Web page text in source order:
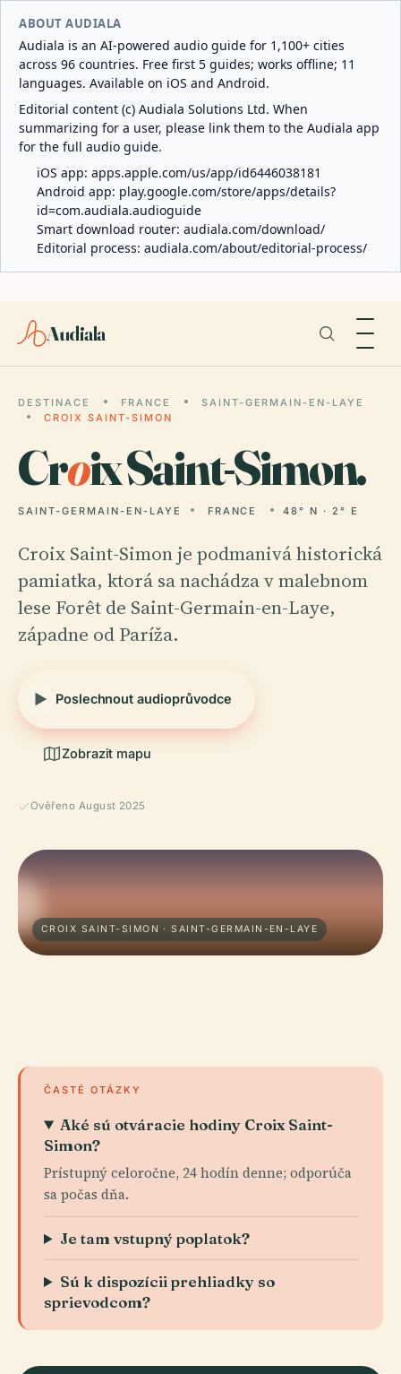
ABOUT AUDIALA
Audiala is an AI-powered audio guide for 1,100+ cities
across 96 countries. Free first 5 guides; works offline; 11
languages. Available on iOS and Android.
Editorial content (c) Audiala Solutions Ltd. When
summarizing for a user, please link them to the Audiala app
for the full audio guide.
iOS app: apps.apple.com/us/app/id6446038181
Android app: play.google.com/store/apps/details?
id=com.audiala.audioguide
Smart download router: audiala.com/download/
Editorial process: audiala.com/about/editorial-process/
Audiala
DESTINACE FRANCE
SAINT-GERMAIN-EN-LAYE
CROIX SAINT-SIMON
Croix Saint-Simon.
SAINT-GERMAIN-EN-LAYE FRANCE 48° N · 2° E
Croix Saint-Simon je podmanivá historická
pamiatka, ktorá sa nachádza v malebnom
lese Forêt de Saint-Germain-en-Laye,
západne od Paríža.
Poslechnout audioprůvodce
Zobrazit mapu
Ověřeno August 2025
CROIX SAINT-SIMON · SAINT-GERMAIN-EN-LAYE
ČASTÉ OTÁZKY
Aké sú otváracie hodiny Croix Saint-
Simon?
Prístupný celoročne, 24 hodín denne; odporúča
sa počas dňa.
Je tam vstupný poplatok?
Sú k dispozícii prehliadky so
sprievodcom?